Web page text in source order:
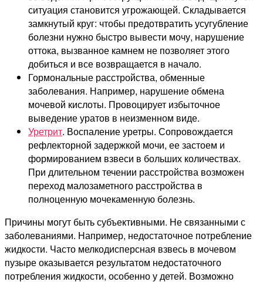
ситуация становится угрожающей. Складывается
замкнутый круг: чтобы предотвратить усугубление
болезни нужно быстро вывести мочу, нарушение
оттока, вызванное камнем не позволяет этого
добиться и все возвращается в начало.
Гормональные расстройства, обменные
заболевания. Например, нарушение обмена
мочевой кислоты. Провоцирует избыточное
выведение уратов в неизменном виде.
Уретрит. Воспаление уретры. Сопровождается
рефлекторной задержкой мочи, ее застоем и
формированием взвеси в больших количествах.
При длительном течении расстройства возможен
переход малозаметного расстройства в
полноценную мочекаменную болезнь.
Причины могут быть субъективными. Не связанными с
заболеваниями. Например, недостаточное потребление
жидкости. Часто мелкодисперсная взвесь в мочевом
пузыре оказывается результатом недостаточного
потребления жидкости, особенно у детей. Возможно